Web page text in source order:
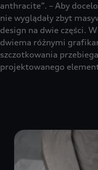
anthracite”. – Aby
nie wyglądały zbyt
design na dwie części.
dwiema różnymi
szczotkowania
projektowanego